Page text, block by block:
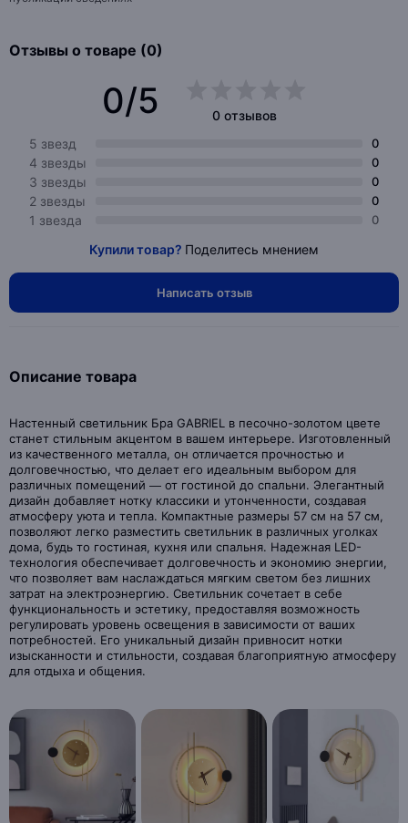
Отзывы о товаре (0)
0/5
0 отзывов
5 звезд
0
4 звезды 0
3 звезды 0
2 звезды 0
1 звезда 0
Купили товар? Поделитесь мнением
Написать отзыв
Описание товара
Настенный светильник Бра GABRIEL в песочно-золотом цвете
станет стильным акцентом в вашем интерьере. Изготовленный
из качественного металла, он отличается прочностью и
долговечностью, что делает его идеальным выбором для
различных помещений — от гостиной до спальни. Элегантный
дизайн добавляет нотку классики и утонченности, создавая
атмосферу уюта и тепла. Компактные размеры 57 см на 57 см,
позволяют легко разместить светильник в различных уголках
дома, будь то гостиная, кухня или спальня. Надежная LED-
технология обеспечивает долговечность и экономию энергии,
что позволяет вам наслаждаться мягким светом без лишних
затрат на электроэнергию. Светильник сочетает в себе
функциональность и эстетику, предоставляя возможность
регулировать уровень освещения в зависимости от ваших
потребностей. Его уникальный дизайн привносит нотки
изысканности и стильности, создавая благоприятную атмосферу
для отдыха и общения.